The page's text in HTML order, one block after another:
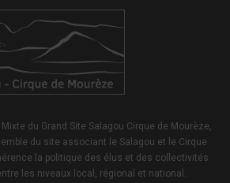
du Grand Site Salagou Cirque de Mourèze,
du site associant le Salagou et le Cirque
la politique des élus et des collectivités
les niveaux local, régional et national.